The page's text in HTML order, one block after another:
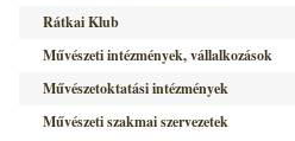
Rátkai Klub
Művészeti intézmények, vállalkozások
Művészetoktatási intézmények
Művészeti szakmai szervezetek